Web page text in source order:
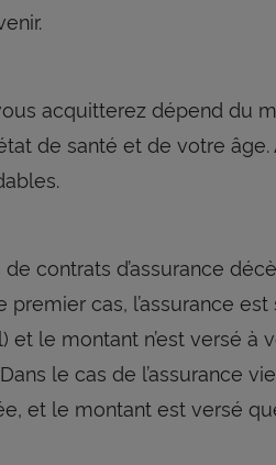
acquitterez dépend du
de santé et de votre âge.
contrats d’assurance
premier cas, l’assurance
le montant n’est versé à
le cas de l’assurance
et le montant est versé